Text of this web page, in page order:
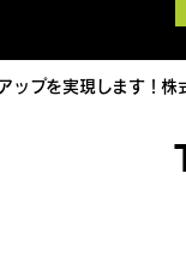
プを実現します！